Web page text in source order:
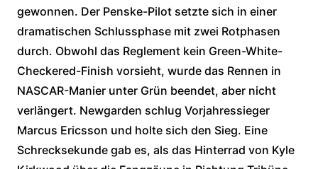
gewonnen. Der Penske-Pilot setzte sich in einer
dramatischen Schlussphase mit zwei Rotphasen
durch. Obwohl das Reglement kein Green-White-
Checkered-Finish vorsieht, wurde das Rennen in
NASCAR-Manier unter Grün beendet, aber nicht
verlängert. Newgarden schlug Vorjahressieger
Marcus Ericsson und holte sich den Sieg. Eine
Schrecksekunde gab es, als das Hinterrad von Kyle